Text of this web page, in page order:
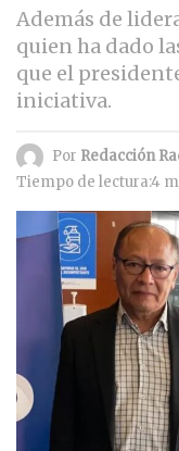
Además de
quien ha dado
que el
iniciativa.
Por Redacción
Tiempo de lectura:4